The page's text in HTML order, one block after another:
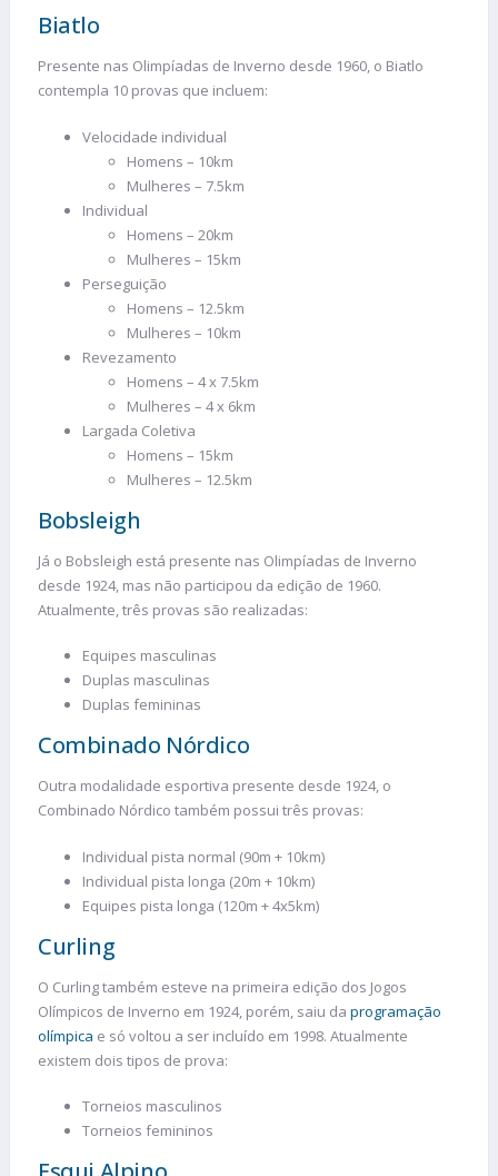
Biatlo
Presente nas Olimpíadas de Inverno desde 1960, o Biatlo
contempla 10 provas que incluem:
Velocidade individual
Homens – 10km
Mulheres – 7.5km
Individual
Homens – 20km
Mulheres – 15km
Perseguição
Homens – 12.5km
Mulheres – 10km
Revezamento
Homens – 4 x 7.5km
Mulheres – 4 x 6km
Largada Coletiva
Homens – 15km
Mulheres – 12.5km
Bobsleigh
Já o Bobsleigh está presente nas Olimpíadas de Inverno
desde 1924, mas não participou da edição de 1960.
Atualmente, três provas são realizadas:
Equipes masculinas
Duplas masculinas
Duplas femininas
Combinado Nórdico
Outra modalidade esportiva presente desde 1924, o
Combinado Nórdico também possui três provas:
Individual pista normal (90m + 10km)
Individual pista longa (20m + 10km)
Equipes pista longa (120m + 4x5km)
Curling
O Curling também esteve na primeira edição dos Jogos
Olímpicos de Inverno em 1924, porém, saiu da programação
olímpica e só voltou a ser incluído em 1998. Atualmente
existem dois tipos de prova:
Torneios masculinos
Torneios femininos